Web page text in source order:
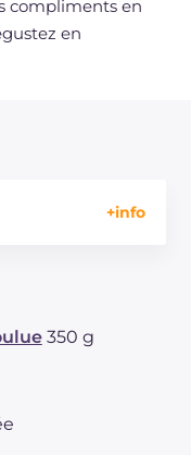
compliments en
en
g
350 g